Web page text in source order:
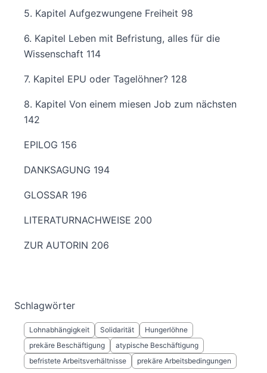
5. Kapitel Aufgezwungene Freiheit 98
6. Kapitel Leben mit Befristung, alles für die
Wissenschaft 114
7. Kapitel EPU oder Tagelöhner? 128
8. Kapitel Von einem miesen Job zum nächsten
142
EPILOG 156
DANKSAGUNG 194
GLOSSAR 196
LITERATURNACHWEISE 200
ZUR AUTORIN 206
Schlagwörter
Lohnabhängigkeit Solidarität
Hungerlöhne
prekäre Beschäftigung
atypische Beschäftigung
befristete Arbeitsverhältnisse
prekäre Arbeitsbedingungen